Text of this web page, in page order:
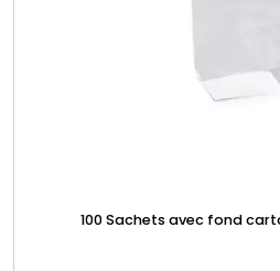
100 Sachets avec fond